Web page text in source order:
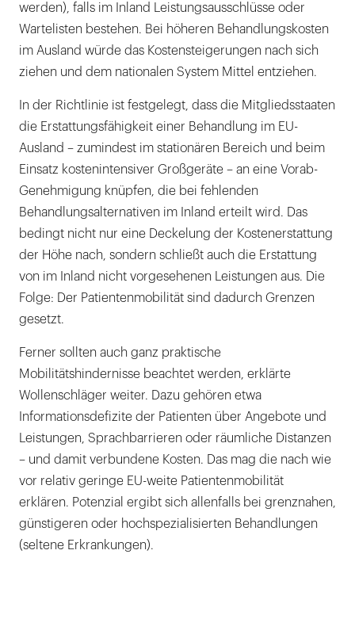
werden), falls im Inland Leistungsausschlüsse oder
Wartelisten bestehen. Bei höheren Behandlungskosten
im Ausland würde das Kostensteigerungen nach sich
ziehen und dem nationalen System Mittel entziehen.
In der Richtlinie ist festgelegt, dass die Mitgliedsstaaten
die Erstattungsfähigkeit einer Behandlung im EU-
Ausland – zumindest im stationären Bereich und beim
Einsatz kostenintensiver Großgeräte – an eine Vorab-
Genehmigung knüpfen, die bei fehlenden
Behandlungsalternativen im Inland erteilt wird. Das
bedingt nicht nur eine Deckelung der Kostenerstattung
der Höhe nach, sondern schließt auch die Erstattung
von im Inland nicht vorgesehenen Leistungen aus. Die
Folge: Der Patientenmobilität sind dadurch Grenzen
gesetzt.
Ferner sollten auch ganz praktische
Mobilitätshindernisse beachtet werden, erklärte
Wollenschläger weiter. Dazu gehören etwa
Informationsdefizite der Patienten über Angebote und
Leistungen, Sprachbarrieren oder räumliche Distanzen
– und damit verbundene Kosten. Das mag die nach wie
vor relativ geringe EU-weite Patientenmobilität
erklären. Potenzial ergibt sich allenfalls bei grenznahen,
günstigeren oder hochspezialisierten Behandlungen
(seltene Erkrankungen).